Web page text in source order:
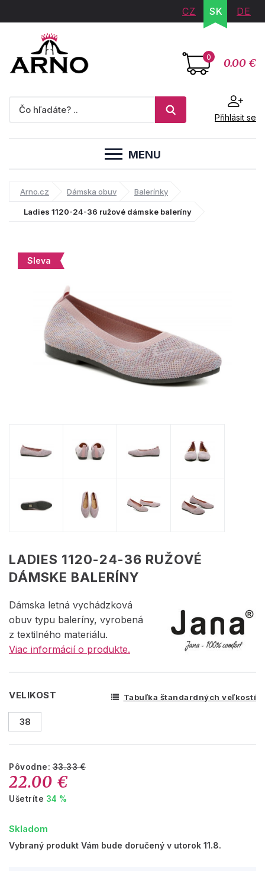
CZ SK DE
0 0.00 €
Přihlásit se
MENU
Arno.cz Dámska obuv Balerínky
Ladies 1120-24-36 ružové dámske baleríny
Sleva
LADIES 1120-24-36 RUŽOVÉ
DÁMSKE BALERÍNY
Dámska letná vychádzková
obuv typu baleríny, vyrobená
z textilného materiálu.
Viac informácií o produkte.
VELIKOST Tabuľka štandardných veľkostí
38
Pôvodne:33.33 €
22.00 €
Ušetríte 34 %
Skladom
Vybraný produkt Vám bude doručený v utorok 11.8.